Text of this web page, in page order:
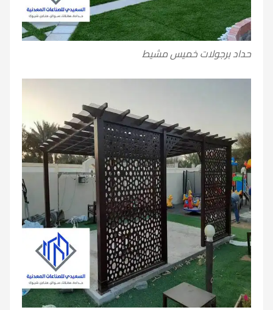
حداد برجولات خميس مشيط